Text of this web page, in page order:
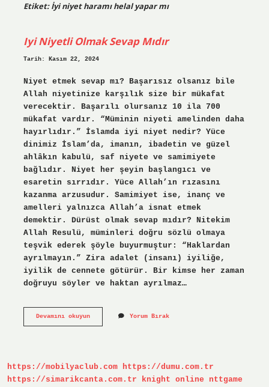
Etiket:İyi niyet haramı helal yapar mı
Iyi Niyetli Olmak Sevap Mıdır
Tarih: Kasım 22, 2024
Niyet etmek sevap mı? Başarısız olsanız bile
Allah niyetinize karşılık size bir mükafat
verecektir. Başarılı olursanız 10 ila 700
mükafat vardır. “Müminin niyeti amelinden daha
hayırlıdır.” İslamda iyi niyet nedir? Yüce
dinimiz İslam’da, imanın, ibadetin ve güzel
ahlâkın kabulü, saf niyete ve samimiyete
bağlıdır. Niyet her şeyin başlangıcı ve
esaretin sırrıdır. Yüce Allah’ın rızasını
kazanma arzusudur. Samimiyet ise, inanç ve
amelleri yalnızca Allah’a isnat etmek
demektir. Dürüst olmak sevap mıdır? Nitekim
Allah Resulü, müminleri doğru sözlü olmaya
teşvik ederek şöyle buyurmuştur: “Haklardan
ayrılmayın.” Zira adalet (insanı) iyiliğe,
iyilik de cennete götürür. Bir kimse her zaman
doğruyu söyler ve haktan ayrılmaz…
Devamını okuyunIyi
Yorum Bırak
https://mobilyaclub.com https://dumu.com.tr
https://simarikcanta.com.tr
knight online
nttgame